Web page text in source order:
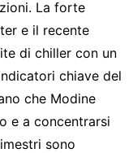
La forte
e il recente
di chiller con un
chiave del
che Modine
e a concentrarsi
sono